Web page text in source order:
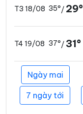
T3 18/08 35°/ 29°
T4 19/08 37°/31°
Ngày mai
7 ngày tới